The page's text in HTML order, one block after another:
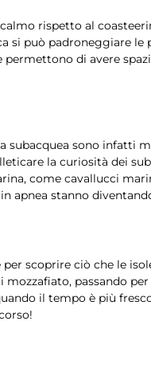
rispetto al
si può padroneggiare
di avere
subacquea sono infatti
la curiosità dei
come cavallucci
apnea stanno
scoprire ciò che le
passando
il tempo è più